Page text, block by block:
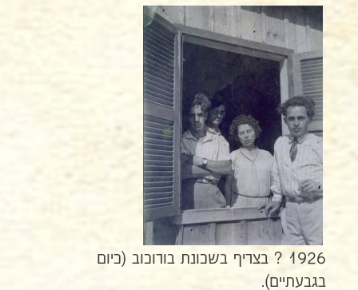
1926 ? בצריף בשכונת בורוכוב (כיום
בגבעתיים).